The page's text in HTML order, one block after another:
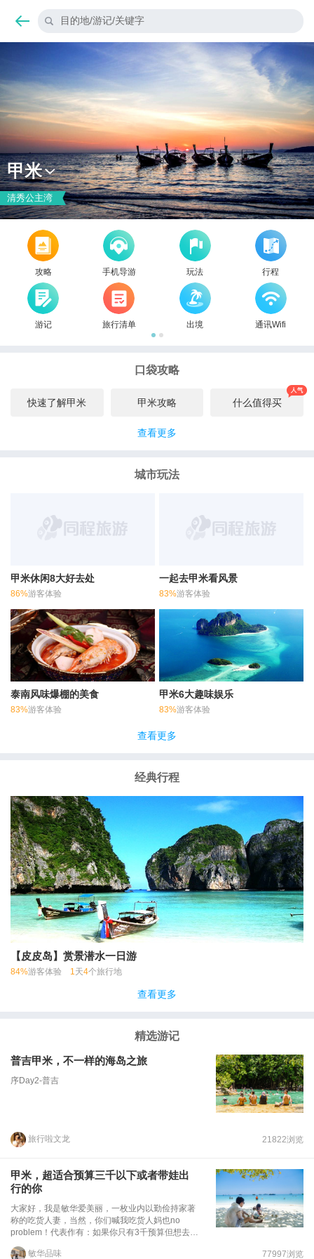
目的地/游记/关键字
甲米
清秀公主湾
攻略 手机导游 玩法 行程
游记 旅行清单 出境 通讯Wifi
口袋攻略
快速了解甲米 甲米攻略 什么值得买
查看更多
城市玩法
甲米休闲8大好去处
86%游客体验
一起去甲米看风景
83%游客体验
泰南风味爆棚的美食
83%游客体验
甲米6大趣味娱乐
83%游客体验
查看更多
经典行程
【皮皮岛】赏景潜水一日游
84%游客体验 1天4个旅行地
查看更多
精选游记
普吉甲米，不一样的海岛之旅
序Day2-普吉
旅行啦文龙 21822浏览
甲米，超适合预算三千以下或者带娃出
行的你
大家好，我是敏华爱美丽，一枚业内以勤俭持家著
称的吃货人妻，当然，你们喊我吃货人妈也no
problem！代表作有：如果你只有3千预算但想去马
尔代夫玩个痛快，看我这篇攻略就够了！如果你要
去兰卡威省钱又壕出腔调，看我这篇兰卡威攻略就
敏华品味 77997浏览